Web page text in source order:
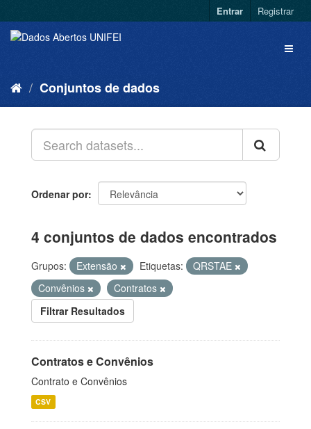
Entrar Registrar
Conjuntos de dados
Ordenar por
4 conjuntos de dados encontrados
Grupos: Extensão Etiquetas:
QRSTAE
Convênios
Contratos
Filtrar Resultados
Contratos e Convênios
Contrato e Convênios
CSV